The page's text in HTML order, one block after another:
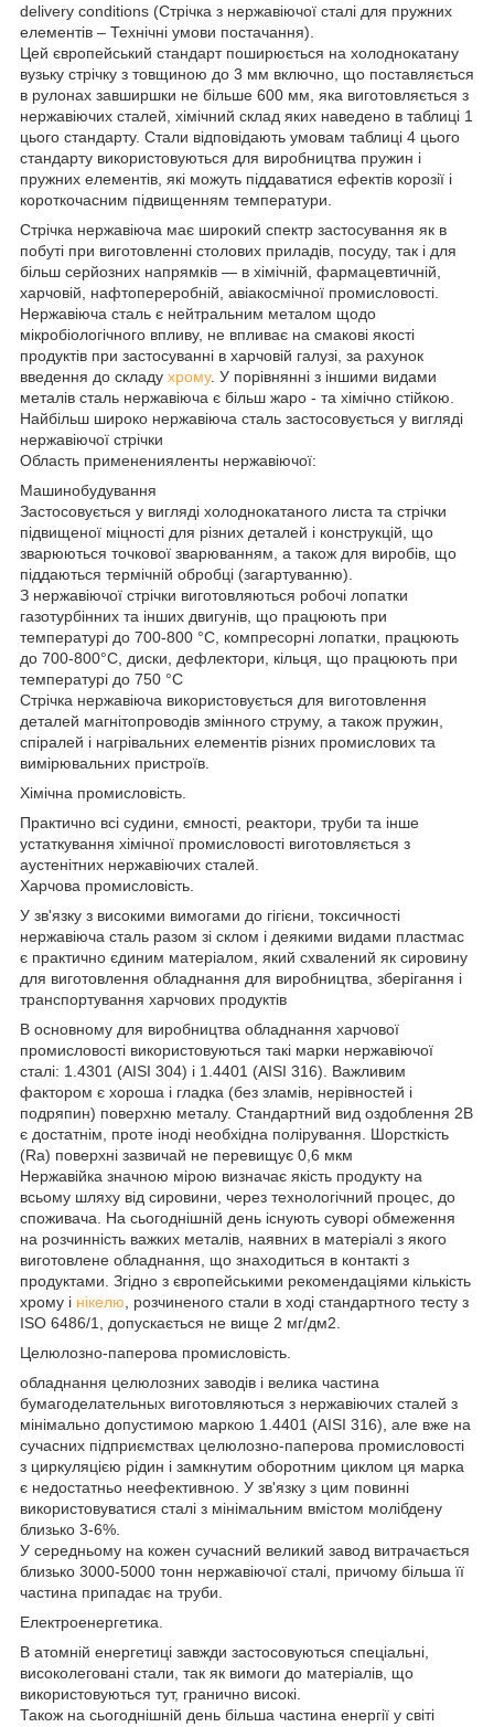
delivery conditions (Стрічка з нержавіючої сталі для пружних
елементів – Технічні умови постачання).
Цей європейський стандарт поширюється на холоднокатану
вузьку стрічку з товщиною до 3 мм включно, що поставляється
в рулонах завширшки не більше 600 мм, яка виготовляється з
нержавіючих сталей, хімічний склад яких наведено в таблиці 1
цього стандарту. Стали відповідають умовам таблиці 4 цього
стандарту використовуються для виробництва пружин і
пружних елементів, які можуть піддаватися ефектів корозії і
короткочасним підвищенням температури.
Стрічка нержавіюча має широкий спектр застосування як в
побуті при виготовленні столових приладів, посуду, так і для
більш серйозних напрямків — в хімічній, фармацевтичній,
харчовій, нафтопереробній, авіакосмічної промисловості.
Нержавіюча сталь є нейтральним металом щодо
мікробіологічного впливу, не впливає на смакові якості
продуктів при застосуванні в харчовій галузі, за рахунок
введення до складу хрому. У порівнянні з іншими видами
металів сталь нержавіюча є більш жаро - та хімічно стійкою.
Найбільш широко нержавіюча сталь застосовується у вигляді
нержавіючої стрічки
Область примененияленты нержавіючої:
Машинобудування
Застосовується у вигляді холоднокатаного листа та стрічки
підвищеної міцності для різних деталей і конструкцій, що
зварюються точкової зварюванням, а також для виробів, що
піддаються термічній обробці (загартуванню).
З нержавіючої стрічки виготовляються робочі лопатки
газотурбінних та інших двигунів, що працюють при
температурі до 700-800 °С, компресорні лопатки, працюють
до 700-800°С, диски, дефлектори, кільця, що працюють при
температурі до 750 °С
Стрічка нержавіюча використовується для виготовлення
деталей магнітопроводів змінного струму, а також пружин,
спіралей і нагрівальних елементів різних промислових та
вимірювальних пристроїв.
Хімічна промисловість.
Практично всі судини, ємності, реактори, труби та інше
устаткування хімічної промисловості виготовляється з
аустенітних нержавіючих сталей.
Харчова промисловість.
У зв'язку з високими вимогами до гігієни, токсичності
нержавіюча сталь разом зі склом і деякими видами пластмас
є практично єдиним матеріалом, який схвалений як сировину
для виготовлення обладнання для виробництва, зберігання і
транспортування харчових продуктів
В основному для виробництва обладнання харчової
промисловості використовуються такі марки нержавіючої
сталі: 1.4301 (AISI 304) і 1.4401 (AISI 316). Важливим
фактором є хороша і гладка (без зламів, нерівностей і
подряпин) поверхню металу. Стандартний вид оздоблення 2B
є достатнім, проте іноді необхідна полірування. Шорсткість
(Ra) поверхні зазвичай не перевищує 0,6 мкм
Нержавійка значною мірою визначає якість продукту на
всьому шляху від сировини, через технологічний процес, до
споживача. На сьогоднішній день існують суворі обмеження
на розчинність важких металів, наявних в матеріалі з якого
виготовлене обладнання, що знаходиться в контакті з
продуктами. Згідно з європейськими рекомендаціями кількість
хрому і нікелю , розчиненого стали в ході стандартного тесту з
ISO 6486/1, допускається не вище 2 мг/дм2.
Целюлозно-паперова промисловість.
обладнання целюлозних заводів і велика частина
бумагоделательных виготовляються з нержавіючих сталей з
мінімально допустимою маркою 1.4401 (AISI 316), але вже на
сучасних підприємствах целюлозно-паперова промисловості
з циркуляцією рідин і замкнутим оборотним циклом ця марка
є недостатньо неефективною. У зв'язку з цим повинні
використовуватися сталі з мінімальним вмістом молібдену
близько 3-6%.
У середньому на кожен сучасний великий завод витрачається
близько 3000-5000 тонн нержавіючої сталі, причому більша її
частина припадає на труби.
Електроенергетика.
В атомній енергетиці завжди застосовуються спеціальні,
високолеговані стали, так як вимоги до матеріалів, що
використовуються тут, гранично високі.
Також на сьогоднішній день більша частина енергії у світі